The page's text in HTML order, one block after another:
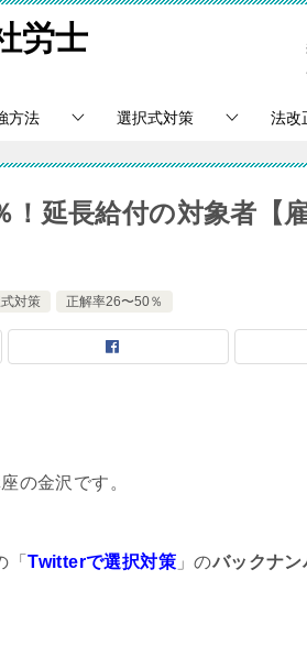
労士
方法 選択式対策 法改
！延長給付の対象者【
対策 正解率26〜50％
の金沢です。
「Twitterで選択対策 」のバックナン